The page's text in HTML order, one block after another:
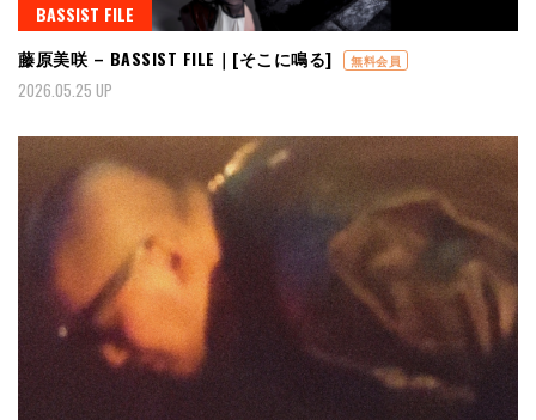
BASSIST FILE
藤原美咲 – BASSIST FILE｜[そこに鳴る]
無料会員
2026.05.25 UP